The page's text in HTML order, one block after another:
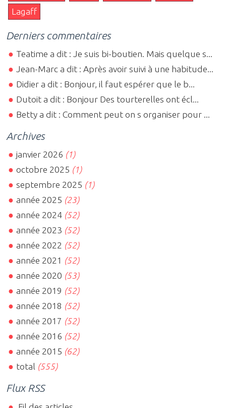
Lagaff
Derniers commentaires
Teatime a dit : Je suis bi-boutien. Mais quelque s...
Jean-Marc a dit : Après avoir suivi à une habitude...
Didier a dit : Bonjour, il faut espérer que le b...
Dutoit a dit : Bonjour Des tourterelles ont écl...
Betty a dit : Comment peut on s organiser pour ...
Archives
janvier 2026 (1)
octobre 2025 (1)
septembre 2025 (1)
année 2025 (23)
année 2024 (52)
année 2023 (52)
année 2022 (52)
année 2021 (52)
année 2020 (53)
année 2019 (52)
année 2018 (52)
année 2017 (52)
année 2016 (52)
année 2015 (62)
total (555)
Flux RSS